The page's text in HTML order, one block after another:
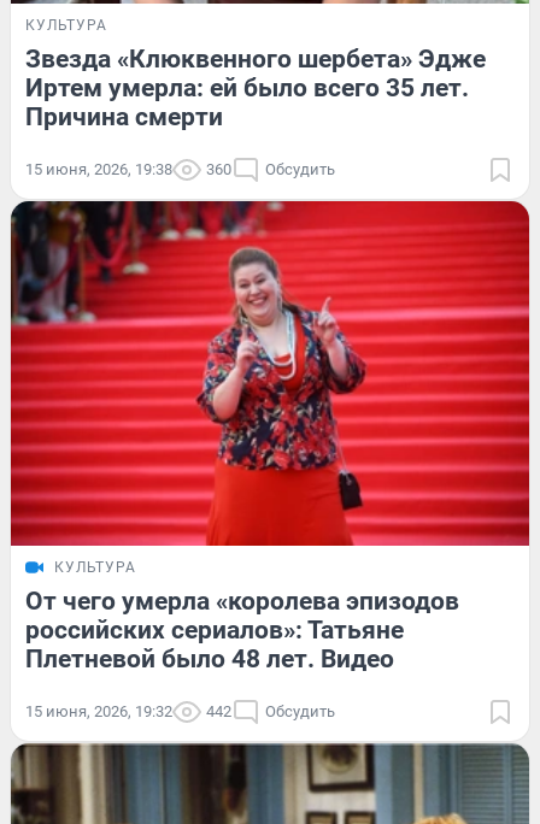
КУЛЬТУРА
Звезда «Клюквенного шербета» Эдже
Иртем умерла: ей было всего 35 лет.
Причина смерти
15 июня, 2026, 19:38 360 Обсудить
КУЛЬТУРА
От чего умерла «королева эпизодов
российских сериалов»: Татьяне
Плетневой было 48 лет. Видео
15 июня, 2026, 19:32 442 Обсудить